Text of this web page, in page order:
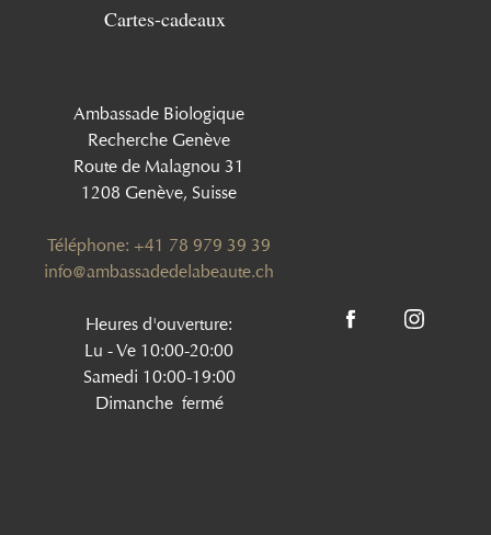
Cartes-cadeaux
Ambassade Biologique
Recherche Genève
Route de Malagnou 31
1208 Genève, Suisse
Téléphone: +41 78 979 39 39
info@ambassadedelabeaute.ch
Heures d'ouverture:
Lu - Ve 10:00-20:00
Samedi 10:00-19:00
Dimanche fermé